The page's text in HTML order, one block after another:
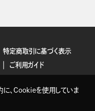
特定商取引に基づく表示
ご利用ガイド
に、Cookieを使用していま